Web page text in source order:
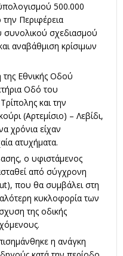
500.000
Περιφέρεια
σχεδιασμού
αναβάθμιση κρίσιμων
Εθνικής Οδού
Οδό του
και την
(Αρτεμίσιο) – Λεβίδι,
χρόνια είχαν
ατυχήματα.
ο υφιστάμενος
από σύγχρονη
που θα συμβάλει στη
κυκλοφορία των
της οδικής
η ανάγκη